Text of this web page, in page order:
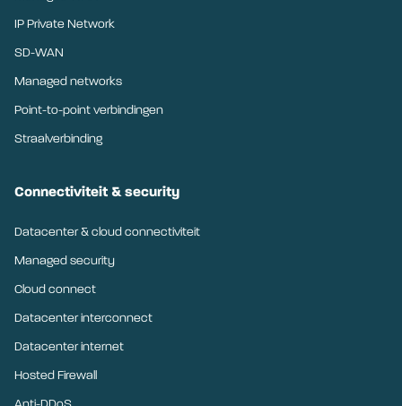
IP Private Network
SD-WAN
Managed networks
Point-to-point verbindingen
Straalverbinding
Connectiviteit & security
Datacenter & cloud connectiviteit
Managed security
Cloud connect
Datacenter interconnect
Datacenter internet
Hosted Firewall